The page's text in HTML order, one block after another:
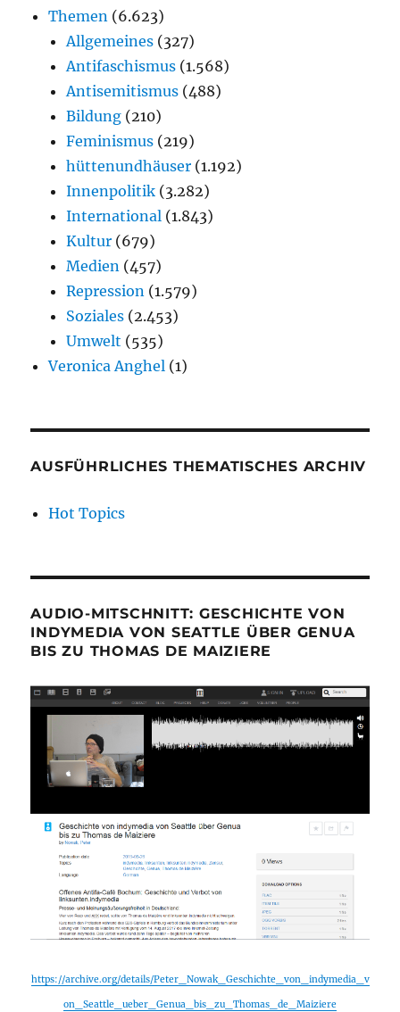
Themen (6.623)
Allgemeines (327)
Antifaschismus (1.568)
Antisemitismus (488)
Bildung (210)
Feminismus (219)
hüttenundhäuser (1.192)
Innenpolitik (3.282)
International (1.843)
Kultur (679)
Medien (457)
Repression (1.579)
Soziales (2.453)
Umwelt (535)
Veronica Anghel (1)
AUSFÜHRLICHES THEMATISCHES ARCHIV
Hot Topics
AUDIO-MITSCHNITT: GESCHICHTE VON
INDYMEDIA VON SEATTLE ÜBER GENUA
BIS ZU THOMAS DE MAIZIERE
https://archive.org/details/Peter_Nowak_Geschichte_von_indymedia_v
on_Seattle_ueber_Genua_bis_zu_Thomas_de_Maiziere